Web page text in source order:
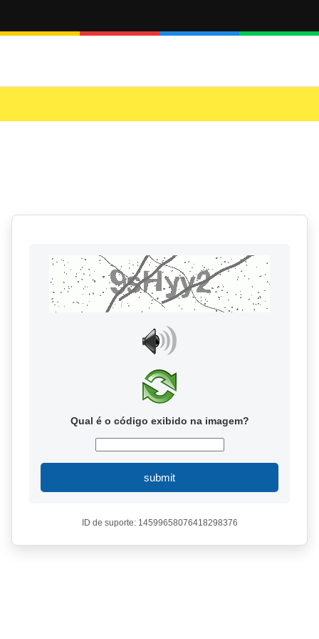
Qual é o código exibido na imagem?
submit
ID de suporte: 14599658076418298376